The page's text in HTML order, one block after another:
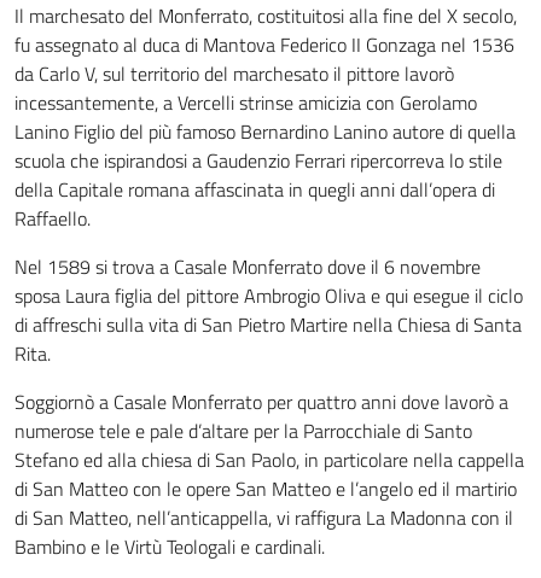
Il marchesato del Monferrato, costituitosi alla fine del X secolo,
fu assegnato al duca di Mantova Federico II Gonzaga nel 1536
da Carlo V, sul territorio del marchesato il pittore lavorò
incessantemente, a Vercelli strinse amicizia con Gerolamo
Lanino Figlio del più famoso Bernardino Lanino autore di quella
scuola che ispirandosi a Gaudenzio Ferrari ripercorreva lo stile
della Capitale romana affascinata in quegli anni dall’opera di
Raffaello.
Nel 1589 si trova a Casale Monferrato dove il 6 novembre
sposa Laura figlia del pittore Ambrogio Oliva e qui esegue il ciclo
di affreschi sulla vita di San Pietro Martire nella Chiesa di Santa
Rita.
Soggiornò a Casale Monferrato per quattro anni dove lavorò a
numerose tele e pale d’altare per la Parrocchiale di Santo
Stefano ed alla chiesa di San Paolo, in particolare nella cappella
di San Matteo con le opere San Matteo e l’angelo ed il martirio
di San Matteo, nell’anticappella, vi raffigura La Madonna con il
Bambino e le Virtù Teologali e cardinali.